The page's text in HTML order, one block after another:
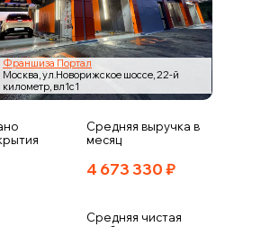
Франшиза Портал
Москва, ул.Новорижское шоссе, 22-й
километр, вл1с1
4 673 330₽
Средняя чистая
Средняя выручка в
месяц